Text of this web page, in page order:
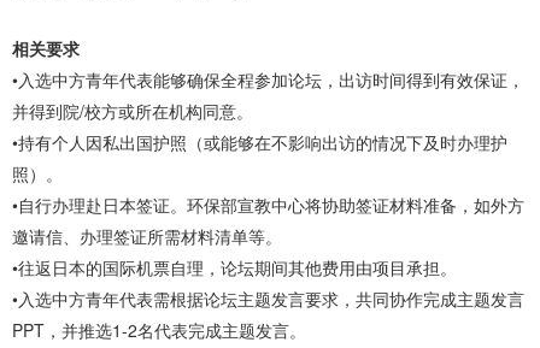
相关要求
•入选中方青年代表能够确保全程参加论坛，出访时间得到有效保证，
并得到院/校方或所在机构同意。
•持有个人因私出国护照（或能够在不影响出访的情况下及时办理护
照）。
•自行办理赴日本签证。环保部宣教中心将协助签证材料准备，如外方
邀请信、办理签证所需材料清单等。
•往返日本的国际机票自理，论坛期间其他费用由项目承担。
•入选中方青年代表需根据论坛主题发言要求，共同协作完成主题发言
PPT，并推选1-2名代表完成主题发言。